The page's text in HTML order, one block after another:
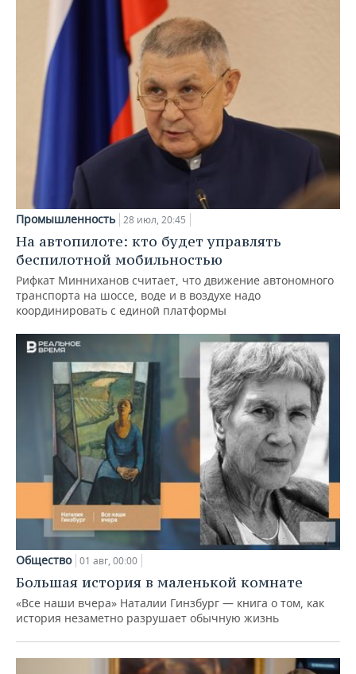
Промышленность 28 июл, 20:45
На автопилоте: кто будет управлять
беспилотной мобильностью
Рифкат Минниханов считает, что движение автономного
транспорта на шоссе, воде и в воздухе надо
координировать с единой платформы
Общество 01 авг, 00:00
Большая история в маленькой комнате
«Все наши вчера» Наталии Гинзбург — книга о том, как
история незаметно разрушает обычную жизнь